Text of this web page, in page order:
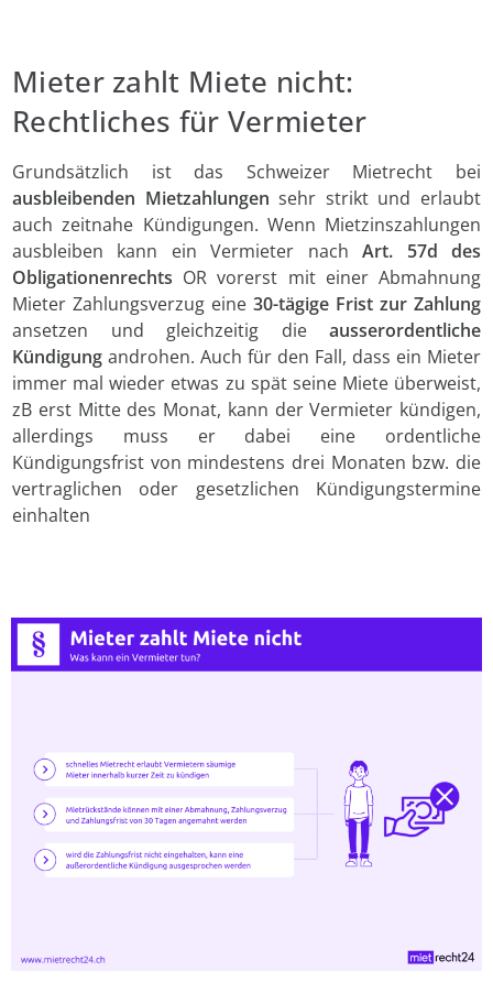
Mieter zahlt Miete nicht:
Rechtliches für Vermieter
Grundsätzlich ist das Schweizer Mietrecht bei
ausbleibenden Mietzahlungen sehr strikt und erlaubt
auch zeitnahe Kündigungen. Wenn Mietzinszahlungen
ausbleiben kann ein Vermieter nachArt. 57d des
Obligationenrechts OR vorerst mit einer Abmahnung
Mieter Zahlungsverzug eine 30-tägige Frist zur Zahlung
ansetzen und gleichzeitig die ausserordentliche
Kündigung androhen. Auch für den Fall, dass ein Mieter
immer mal wieder etwas zu spät seine Miete überweist,
zB erst Mitte des Monat, kann der Vermieter kündigen,
allerdings muss er dabei eine ordentliche
Kündigungsfrist von mindestens drei Monaten bzw. die
vertraglichen oder gesetzlichen Kündigungstermine
einhalten